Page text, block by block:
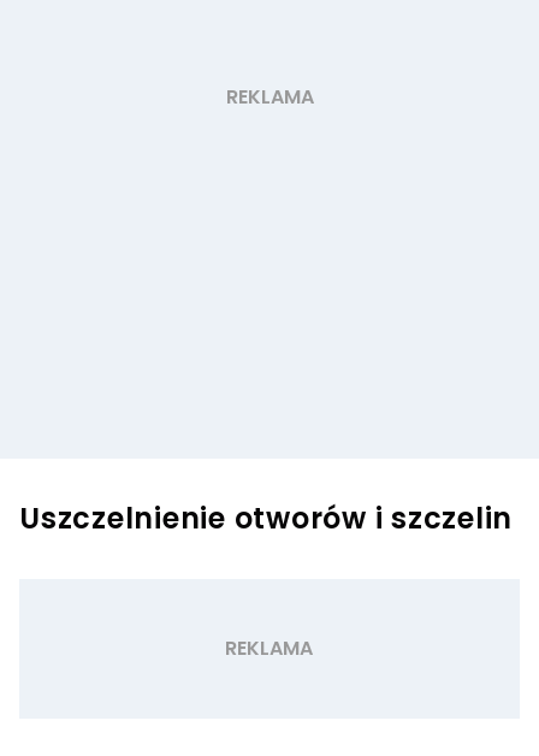
Uszczelnienie otworów i szczelin